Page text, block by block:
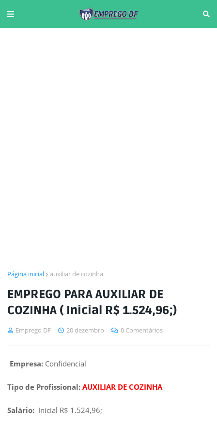
Página inicial auxiliar de cozinha
EMPREGO PARA AUXILIAR DE
COZINHA ( Inicial R$ 1.524,96;)
Emprego DF 20 dezembro 0 Comentários
Empresa: Confidencial
Tipo de Profissional: AUXILIAR DE COZINHA
Salário: Inicial R$ 1.524,96;